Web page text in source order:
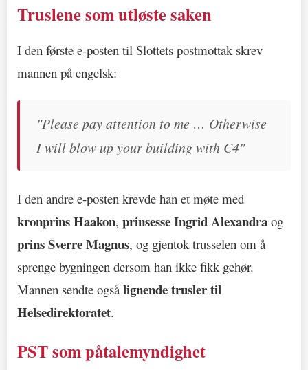
Truslene som utløste saken
I den første e-posten til Slottets postmottak skrev
mannen på engelsk:
"Please pay attention to me … Otherwise
I will blow up your building with C4"
I den andre e-posten krevde han et møte med
kronprins Haakon, prinsesse Ingrid Alexandra og
prins Sverre Magnus, og gjentok trusselen om å
sprenge bygningen dersom han ikke fikk gehør.
Mannen sendte ogsålignende trusler til
Helsedirektoratet.
PST som påtalemyndighet